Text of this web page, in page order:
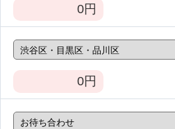
0円
0円